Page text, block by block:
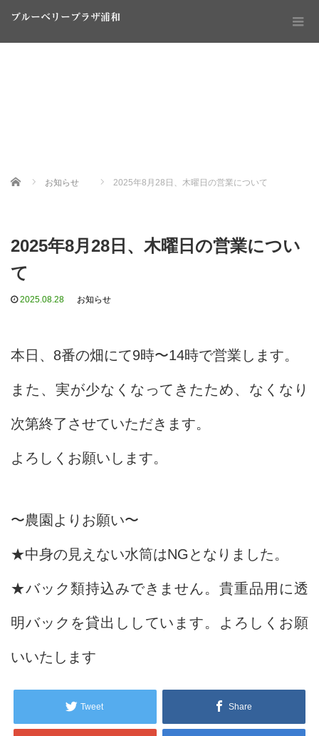
ブルーベリープラザ浦和
Home お知らせ 2025年8月28日、木曜日の営業について
2025年8月28日、木曜日の営業につい
て
2025.08.28 お知らせ
本日、8番の畑にて9時〜14時で営業します。
また、実が少なくなってきたため、なくなり
次第終了させていただきます。
よろしくお願いします。
〜農園よりお願い〜
★中身の見えない水筒はNGとなりました。
★バック類持込みできません。貴重品用に透
明バックを貸出ししています。よろしくお願
いいたします
Tweet Share